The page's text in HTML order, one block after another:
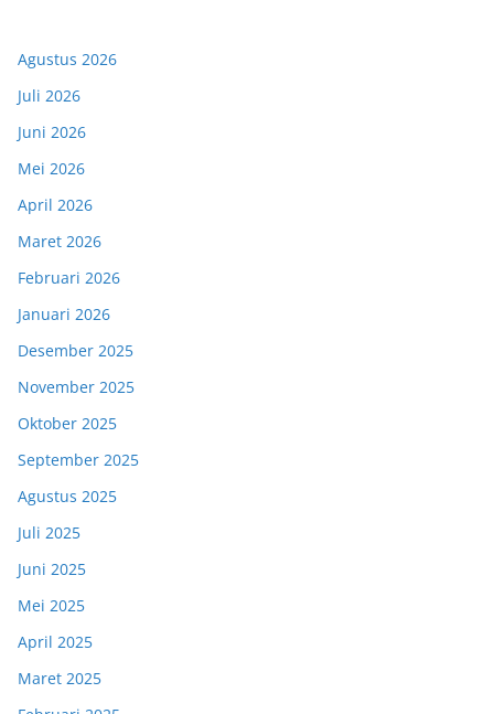
Agustus 2026
Juli 2026
Juni 2026
Mei 2026
April 2026
Maret 2026
Februari 2026
Januari 2026
Desember 2025
November 2025
Oktober 2025
September 2025
Agustus 2025
Juli 2025
Juni 2025
Mei 2025
April 2025
Maret 2025